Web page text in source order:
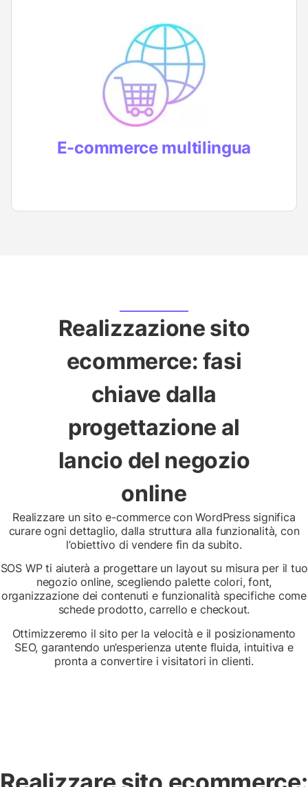
E-commerce multilingua
Punti a un pubblico internazionale?
Realizziamo anche e-commerce
multilingua per aiutarti a espandere la tua
attività in tutto il mondo
Realizzazione sito
ecommerce: fasi
chiave dalla
progettazione al
lancio del negozio
online
Realizzare un sito e-commerce con WordPress significa
curare ogni dettaglio, dalla struttura alla funzionalità, con
l’obiettivo di vendere fin da subito.
SOS WP ti aiuterà a progettare un layout su misura per il tuo
negozio online, scegliendo palette colori, font,
organizzazione dei contenuti e funzionalità specifiche come
schede prodotto, carrello e checkout.
Ottimizzeremo il sito per la velocità e il posizionamento
SEO, garantendo un’esperienza utente fluida, intuitiva e
pronta a convertire i visitatori in clienti.